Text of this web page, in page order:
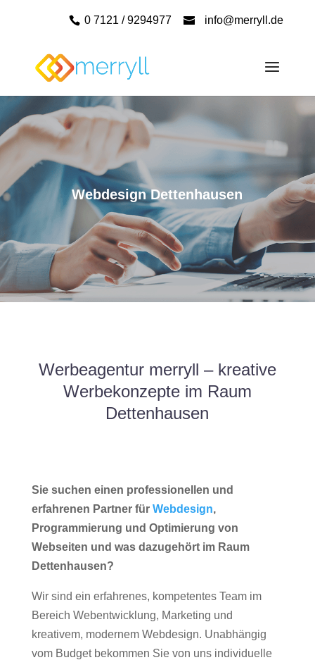
0 7121 / 9294977 info@merryll.de
Webdesign Dettenhausen
Werbeagentur merryll – kreative
Werbekonzepte im Raum
Dettenhausen
Sie suchen einen professionellen und
erfahrenen Partner für Webdesign,
Programmierung und Optimierung von
Webseiten und was dazugehört im Raum
Dettenhausen?
Wir sind ein erfahrenes, kompetentes Team im
Bereich Webentwicklung, Marketing und
kreativem, modernem Webdesign. Unabhängig
vom Budget bekommen Sie von uns individuelle